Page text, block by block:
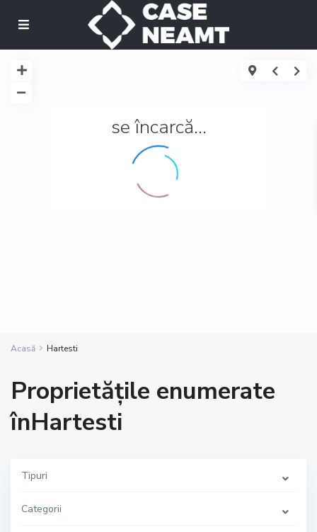
se încarcă...
Acasă Hartesti
Proprietățile enumerate
înHartesti
Tipuri
Categorii